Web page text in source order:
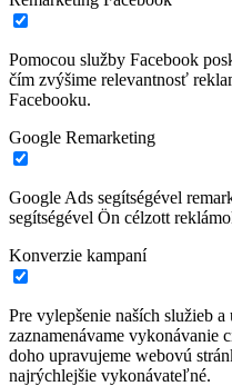
Pomocou služby Facebook
čím zvýšime relevantnosť
Facebooku.
Google Remarketing
Google Ads segítségével
segítségével Ön célzott
Konverzie kampaní
Pre vylepšenie naších služieb
zaznamenávame vykonávanie
doho upravujeme webovú
najrýchlejšie vykonávateľné.